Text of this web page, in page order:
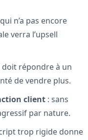
n’a pas encore
verra l’upsell
doit répondre à un
de vendre plus.
client : sans
par nature.
trop rigide donne